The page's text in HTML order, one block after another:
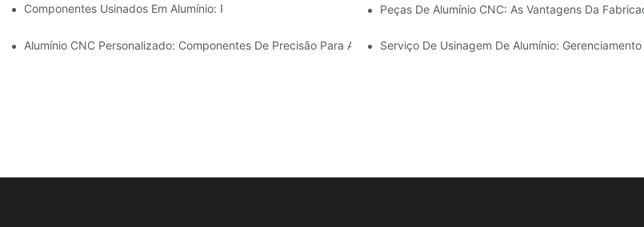
Componentes Usinados Em Alumínio: Personalização Para Nichos De MercadoPeças De Alumínio CNC: As Vantagens Da
Alumínio CNC Personalizado: Componentes De Precisão Para Automação IndustrialServiço De Usinagem De Alumínio: